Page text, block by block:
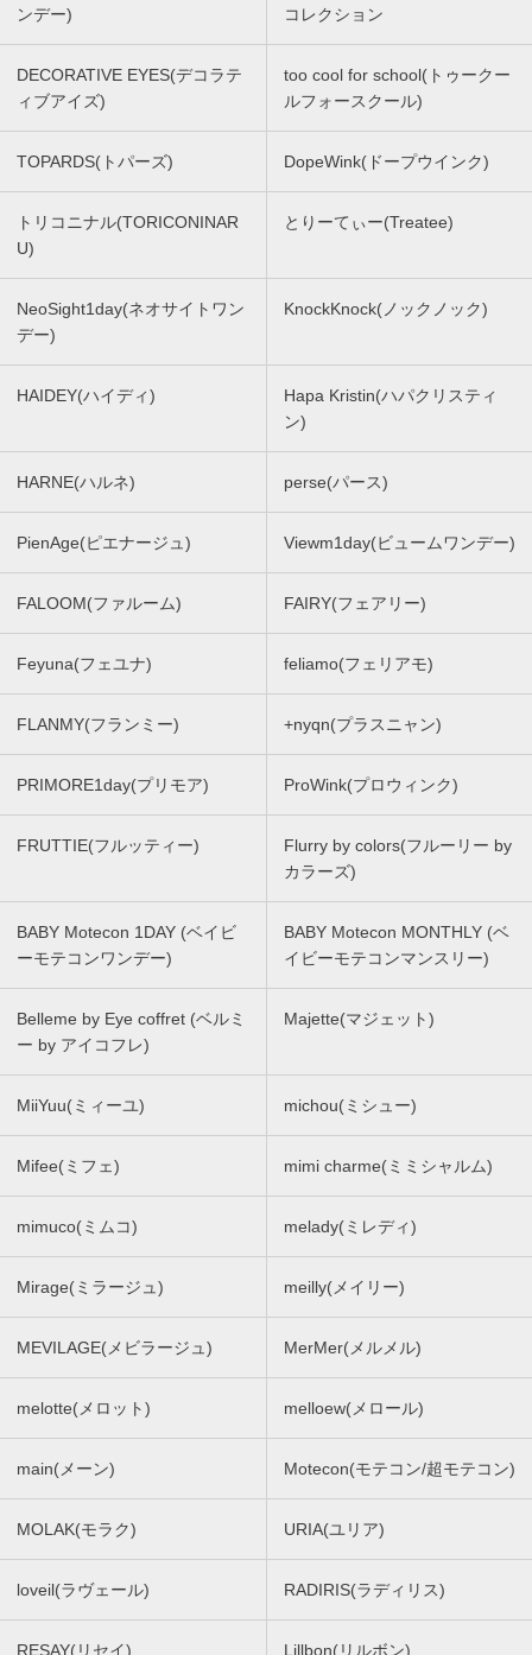
ンデー)
コレクション
DECORATIVE EYES(デコラテ
ィブアイズ)
too cool for school(トゥークー
ルフォースクール)
TOPARDS(トパーズ) DopeWink(ドープウインク)
トリコニナル(TORICONINAR
U)
とりーてぃー(Treatee)
NeoSight1day(ネオサイトワン
デー)
KnockKnock(ノックノック)
HAIDEY(ハイディ)
Hapa Kristin(ハパクリスティ
ン)
HARNE(ハルネ) perse(パース)
PienAge(ピエナージュ) Viewm1day(ビュームワンデー)
FALOOM(ファルーム) FAIRY(フェアリー)
Feyuna(フェユナ) feliamo(フェリアモ)
FLANMY(フランミー) +nyqn(プラスニャン)
PRIMORE1day(プリモア) ProWink(プロウィンク)
FRUTTIE(フルッティー)
Flurry by colors(フルーリー by
カラーズ)
BABY Motecon 1DAY (ベイビ
ーモテコンワンデー)
BABY Motecon MONTHLY (ベ
イビーモテコンマンスリー)
Belleme by Eye coffret (ベルミ
ー by アイコフレ)
Majette(マジェット)
MiiYuu(ミィーユ) michou(ミシュー)
Mifee(ミフェ) mimi charme(ミミシャルム)
mimuco(ミムコ) melady(ミレディ)
Mirage(ミラージュ) meilly(メイリー)
MEVILAGE(メビラージュ) MerMer(メルメル)
melotte(メロット) melloew(メロール)
main(メーン) Motecon(モテコン/超モテコン)
MOLAK(モラク) URIA(ユリア)
loveil(ラヴェール) RADIRIS(ラディリス)
RESAY(リセイ) Lillbon(リルボン)